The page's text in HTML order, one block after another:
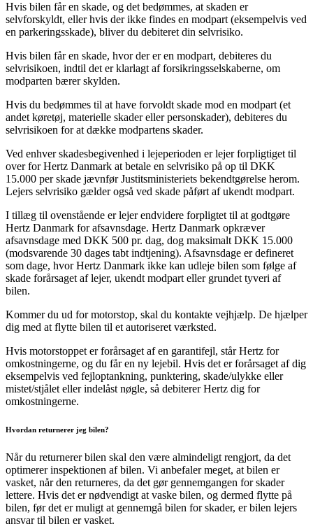
Hvis bilen får en skade, og det bedømmes, at skaden er
selvforskyldt, eller hvis der ikke findes en modpart (eksempelvis ved
en parkeringsskade), bliver du debiteret din selvrisiko.
Hvis bilen får en skade, hvor der er en modpart, debiteres du
selvrisikoen, indtil det er klarlagt af forsikringsselskaberne, om
modparten bærer skylden.
Hvis du bedømmes til at have forvoldt skade mod en modpart (et
andet køretøj, materielle skader eller personskader), debiteres du
selvrisikoen for at dække modpartens skader.
Ved enhver skadesbegivenhed i lejeperioden er lejer forpligtiget til
over for Hertz Danmark at betale en selvrisiko på op til DKK
15.000 per skade jævnfør Justitsministeriets bekendtgørelse herom.
Lejers selvrisiko gælder også ved skade påført af ukendt modpart.
I tillæg til ovenstående er lejer endvidere forpligtet til at godtgøre
Hertz Danmark for afsavnsdage. Hertz Danmark opkræver
afsavnsdage med DKK 500 pr. dag, dog maksimalt DKK 15.000
(modsvarende 30 dages tabt indtjening). Afsavnsdage er defineret
som dage, hvor Hertz Danmark ikke kan udleje bilen som følge af
skade forårsaget af lejer, ukendt modpart eller grundet tyveri af
bilen.
Kommer du ud for motorstop, skal du kontakte vejhjælp. De hjælper
dig med at flytte bilen til et autoriseret værksted.
Hvis motorstoppet er forårsaget af en garantifejl, står Hertz for
omkostningerne, og du får en ny lejebil. Hvis det er forårsaget af dig
eksempelvis ved fejloptankning, punktering, skade/ulykke eller
mistet/stjålet eller indelåst nøgle, så debiterer Hertz dig for
omkostningerne.
Hvordan returnerer jeg bilen?
Når du returnerer bilen skal den være almindeligt rengjort, da det
optimerer inspektionen af bilen. Vi anbefaler meget, at bilen er
vasket, når den returneres, da det gør gennemgangen for skader
lettere. Hvis det er nødvendigt at vaske bilen, og dermed flytte på
bilen, før det er muligt at gennemgå bilen for skader, er bilen lejers
ansvar til bilen er vasket.